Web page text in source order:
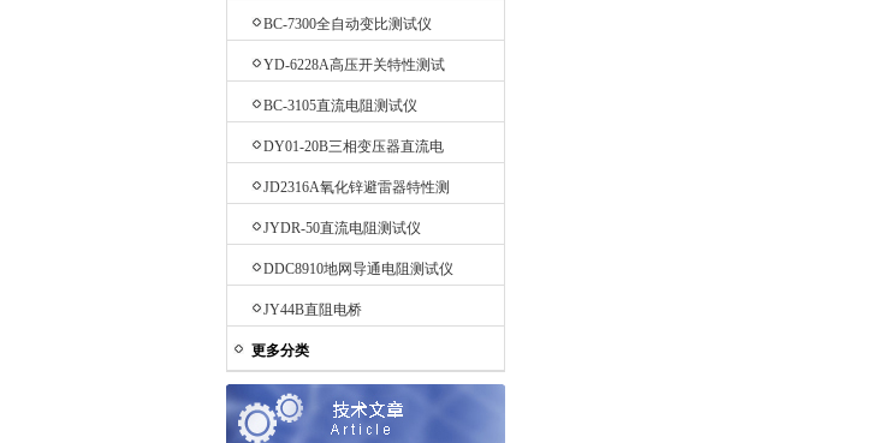
BC-7300全自动变比测试仪
YD-6228A高压开关特性测试
BC-3105直流电阻测试仪
DY01-20B三相变压器直流电
JD2316A氧化锌避雷器特性测
JYDR-50直流电阻测试仪
DDC8910地网导通电阻测试仪
JY44B直阻电桥
更多分类